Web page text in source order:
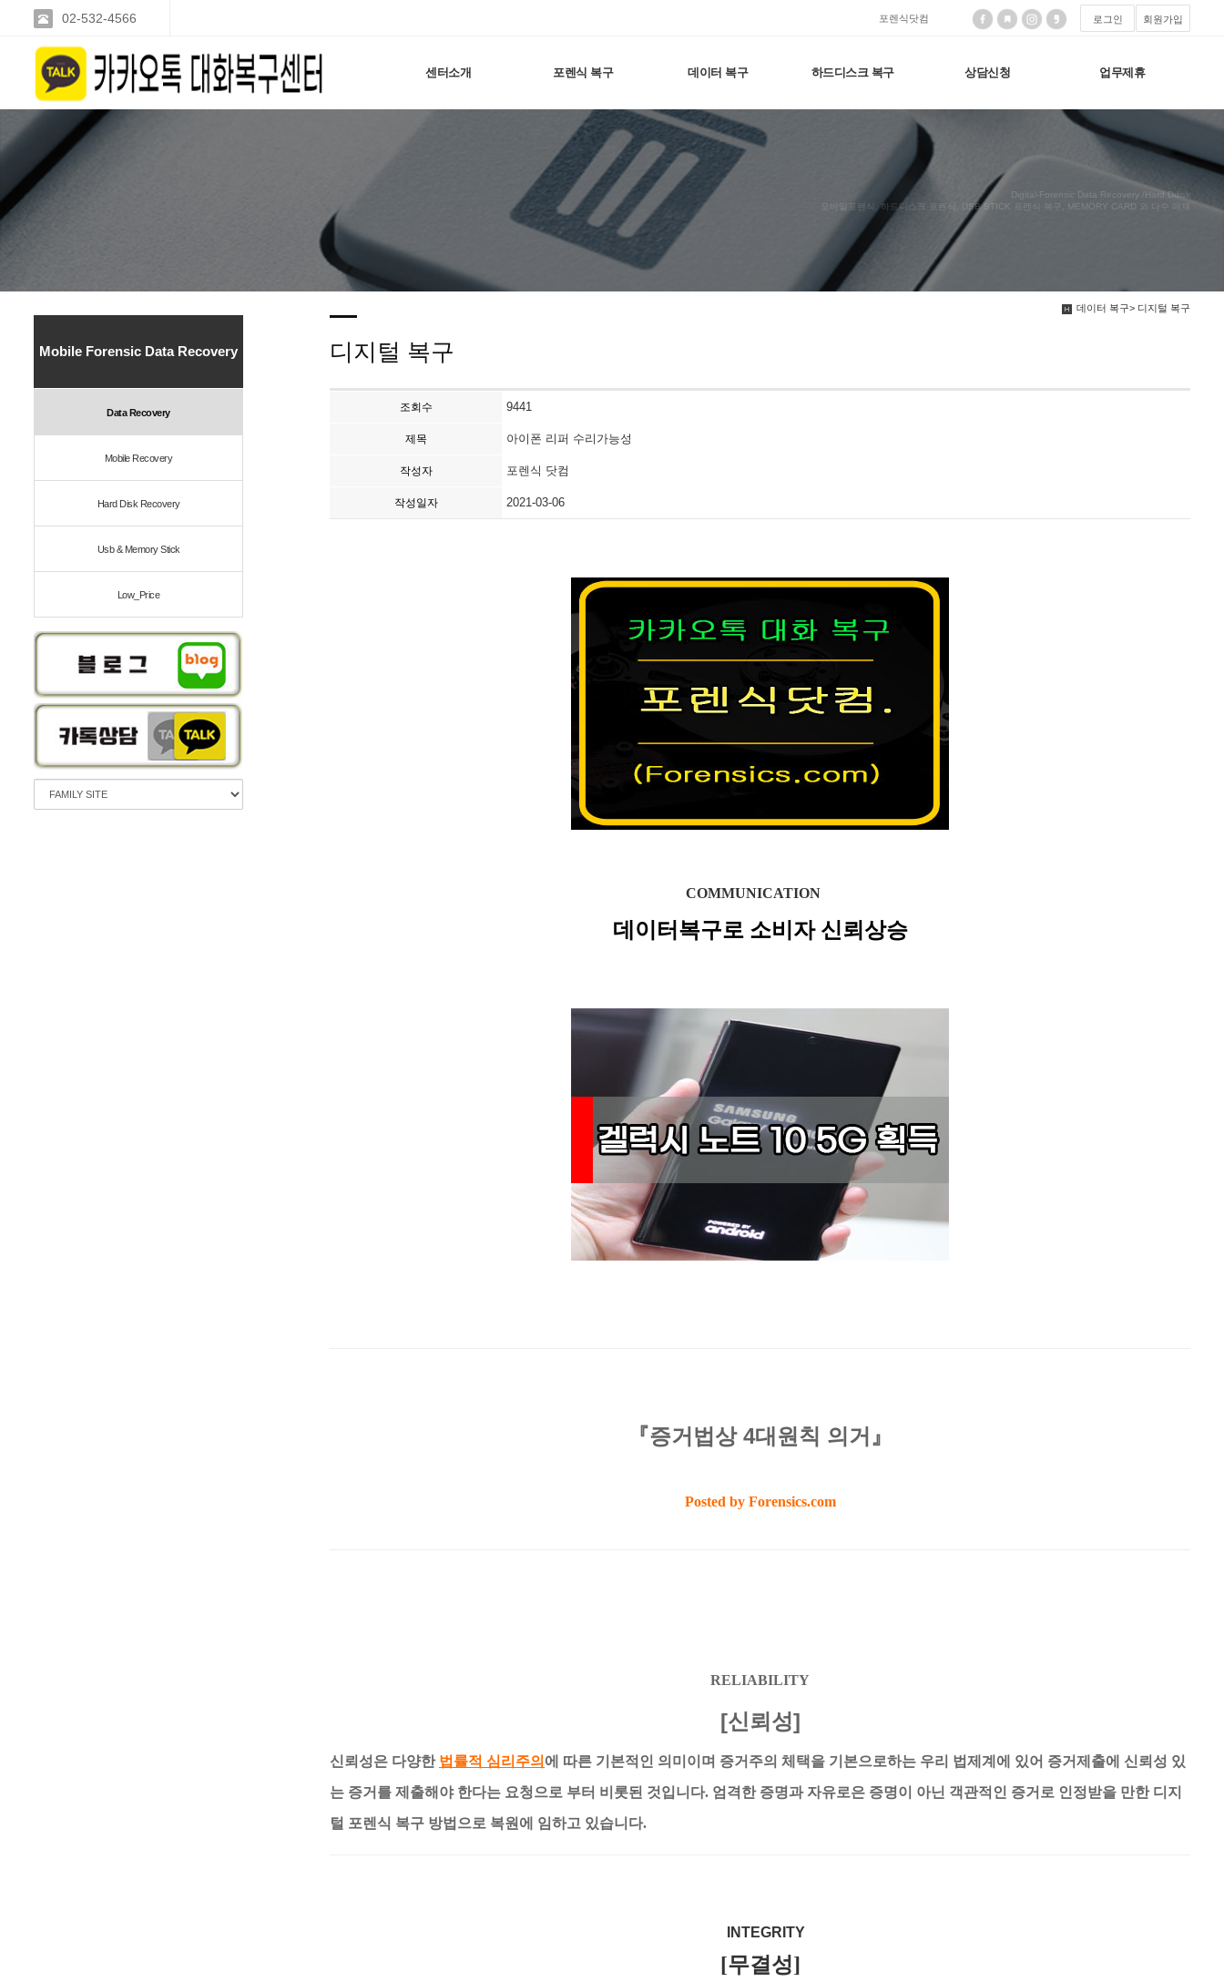
02-532-4566 포렌식닷컴 로그인 회원가입
센터소개 포렌식 복구 데이터 복구 하드디스크 복구 상담신청 업무제휴
Digital-Forensic Data Recovery /Hard Ddisk
모바일포렌식, 하드디스크 포렌식, USB STICK 포렌식 복구, MEMORY CARD 외 다수 매체
데이터 복구> 디지털 복구
Mobile Forensic Data Recovery
Data Recovery
Mobile Recovery
Hard Disk Recovery
Usb & Memory Stick
Low_Price
디지털 복구
조회수 9441
제목 아이폰 리퍼 수리가능성
작성자 포렌식 닷컴
작성일자 2021-03-06
COMMUNICATION
데이터복구로 소비자 신뢰상승
『증거법상 4대원칙 의거』
Posted by Forensics.com
RELIABILITY
[신뢰성]
신뢰성은 다양한 법률적 심리주의 에 따른 기본적인 의미이며 증거주의 체택을 기본으로하는 우리 법제계에 있어 증거제출에 신뢰성 있
는 증거를 제출해야 한다는 요청으로 부터 비롯된 것입니다. 엄격한 증명과 자유로은 증명이 아닌 객관적인 증거로 인정받을 만한 디지
털 포렌식 복구 방법으로 복원에 임하고 있습니다.
INTEGRITY
[무결성]